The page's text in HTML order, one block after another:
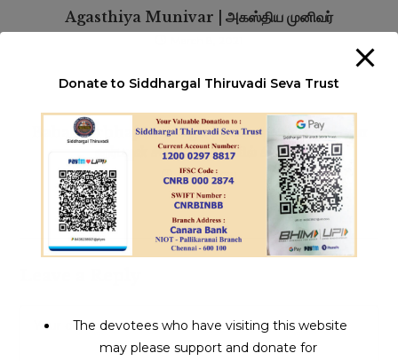
Agasthiya Munivar | அகஸ்திய முனிவர்
Baba Harbhajan Singh | ஜீவசமாதி தரிசனம் | பாபா
ஹர்பஜன் சிங் திருக்கோவில் சிக்கிம்
April 1, 2021
Donate to Siddhargal Thiruvadi Seva Trust
The devotees who have visiting this website
may please support and donate for